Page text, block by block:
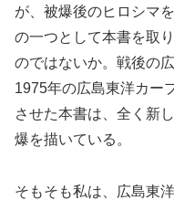
が、被爆後のヒロシマ
の一つとして本書を取
のではないか。戦後の
1975年の広島東洋カー
させた本書は、全く新
爆を描いている。
そもそも私は、広島東